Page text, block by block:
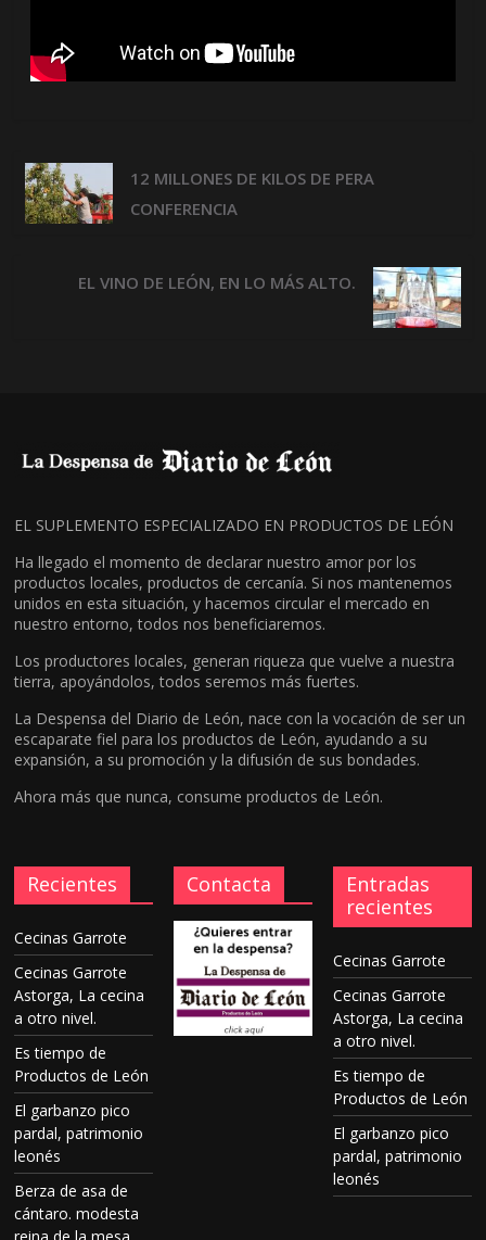
12 MILLONES DE KILOS DE PERA
CONFERENCIA
EL VINO DE LEÓN, EN LO MÁS ALTO.
EL SUPLEMENTO ESPECIALIZADO EN PRODUCTOS DE LEÓN
Ha llegado el momento de declarar nuestro amor por los
productos locales, productos de cercanía. Si nos mantenemos
unidos en esta situación, y hacemos circular el mercado en
nuestro entorno, todos nos beneficiaremos.
Los productores locales, generan riqueza que vuelve a nuestra
tierra, apoyándolos, todos seremos más fuertes.
La Despensa del Diario de León, nace con la vocación de ser un
escaparate fiel para los productos de León, ayudando a su
expansión, a su promoción y la difusión de sus bondades.
Ahora más que nunca, consume productos de León.
Recientes
Cecinas Garrote
Cecinas Garrote
Astorga, La cecina
a otro nivel.
Es tiempo de
Productos de León
El garbanzo pico
pardal, patrimonio
leonés
Berza de asa de
cántaro. modesta
Contacta
Entradas
recientes
Cecinas Garrote
Cecinas Garrote
Astorga, La cecina
a otro nivel.
Es tiempo de
Productos de León
El garbanzo pico
pardal, patrimonio
leonés